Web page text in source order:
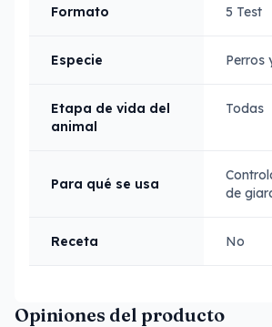
Formato 5 Test
Especie Perros
Etapa de vida del
animal
Todas
Para qué se usa
de
Receta No
Opiniones del producto